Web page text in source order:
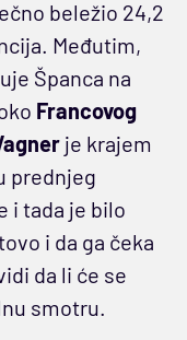
beležio 24,2
Međutim,
Španca na
Francovog
je krajem
prednjeg
i tada je bilo
i da ga čeka
da li će se
smotru.